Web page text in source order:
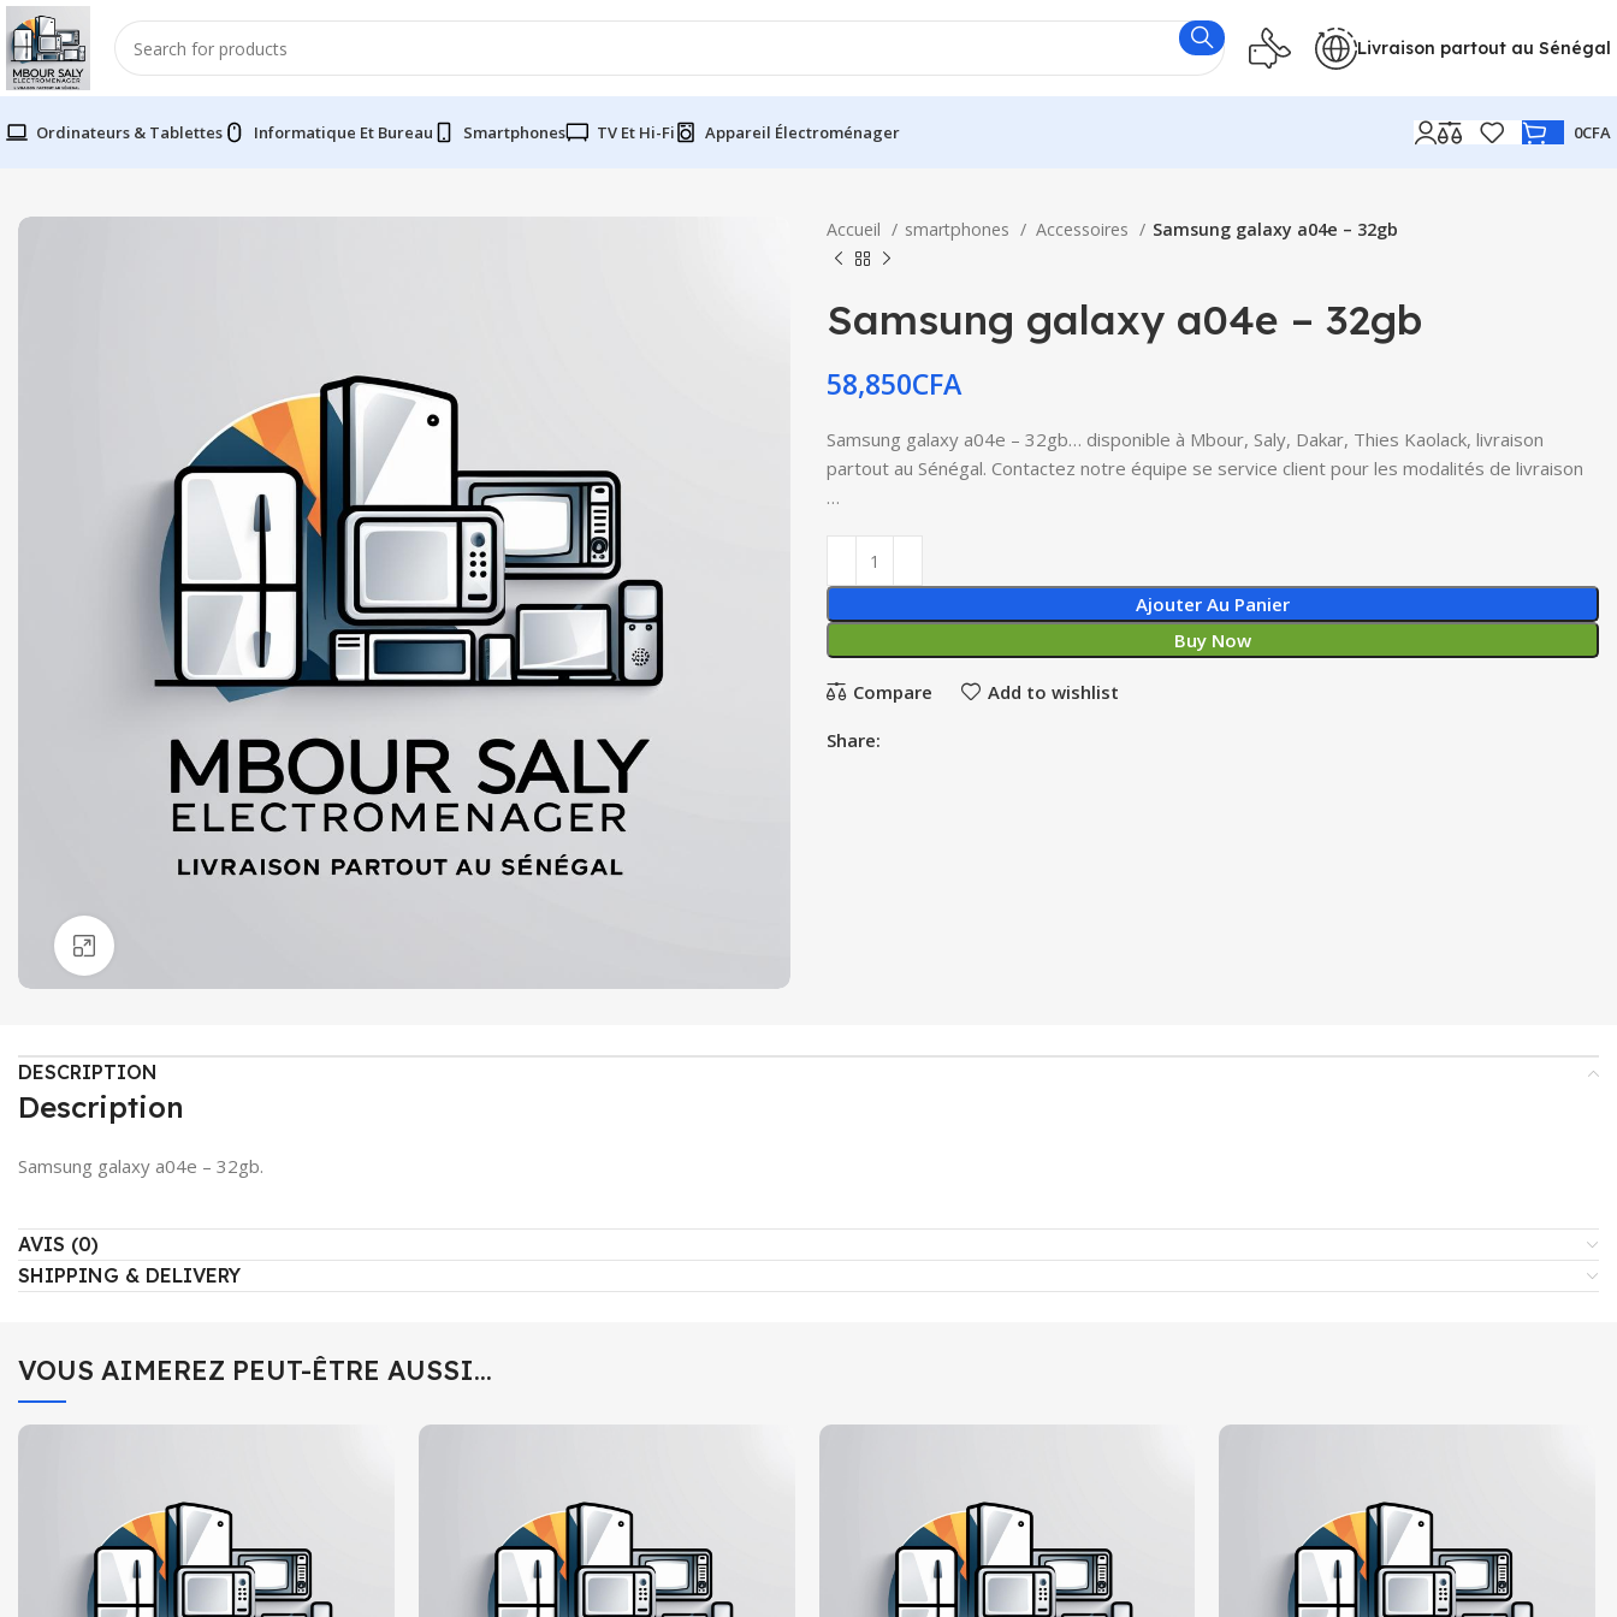
Livraison partout au Sénégal
Ordinateurs & Tablettes Informatique Et Bureau Smartphones TV Et Hi-Fi Appareil Électroménager 0CFA
Accueil smartphones Accessoires Samsung galaxy a04e – 32gb
Samsung galaxy a04e – 32gb
58,850CFA
Samsung galaxy a04e – 32gb… disponible à Mbour, Saly, Dakar, Thies Kaolack, livraison
partout au Sénégal. Contactez notre équipe se service client pour les modalités de livraison
…
Ajouter Au Panier
Buy Now
Compare Add to wishlist
Share:
DESCRIPTION
Description
Samsung galaxy a04e – 32gb.
AVIS (0)
SHIPPING & DELIVERY
VOUS AIMEREZ PEUT-ÊTRE AUSSI…